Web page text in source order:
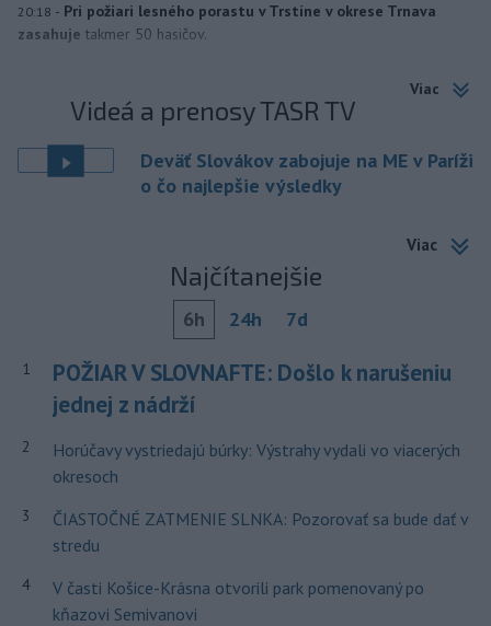
20:18 - Pri požiari lesného porastu v Trstíne v okrese Trnava
zasahuje takmer 50 hasičov.
Viac
Videá a prenosy TASR TV
Deväť Slovákov zabojuje na ME v Paríži
o čo najlepšie výsledky
Viac
Najčítanejšie
6h 24h 7d
1
POŽIAR V SLOVNAFTE: Došlo k narušeniu
jednej z nádrží
2
Horúčavy vystriedajú búrky: Výstrahy vydali vo viacerých
okresoch
3
ČIASTOČNÉ ZATMENIE SLNKA: Pozorovať sa bude dať v
stredu
4
V časti Košice-Krásna otvorili park pomenovaný po
kňazovi Semivanovi